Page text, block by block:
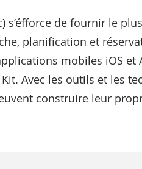
s’éfforce de fournir le
planification et
mobiles iOS et
Avec les outils et les
construire leur